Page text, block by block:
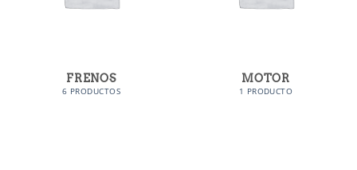
FRENOS
6 PRODUCTOS
MOTOR
1 PRODUCTO